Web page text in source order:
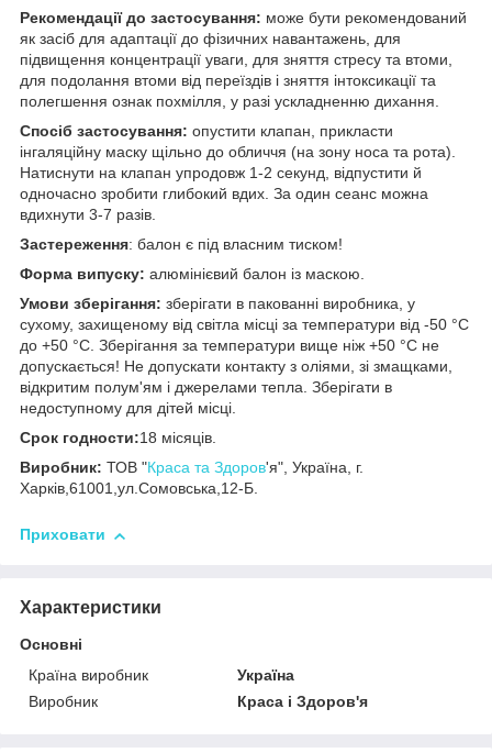
Рекомендації до застосування: може бути рекомендований
як засіб для адаптації до фізичних навантажень, для
підвищення концентрації уваги, для зняття стресу та втоми,
для подолання втоми від переїздів і зняття інтоксикації та
полегшення ознак похмілля, у разі ускладненню дихання.
Спосіб застосування: опустити клапан, прикласти
інгаляційну маску щільно до обличчя (на зону носа та рота).
Натиснути на клапан упродовж 1-2 секунд, відпустити й
одночасно зробити глибокий вдих. За один сеанс можна
вдихнути 3-7 разів.
Застереження: балон є під власним тиском!
Форма випуску: алюмінієвий балон із маскою.
Умови зберігання: зберігати в пакованні виробника, у
сухому, захищеному від світла місці за температури від -50 °C
до +50 °C. Зберігання за температури вище ніж +50 °C не
допускається! Не допускати контакту з оліями, зі змащками,
відкритим полум'ям і джерелами тепла. Зберігати в
недоступному для дітей місці.
Срок годности:18 місяців.
Виробник: ТОВ "Краса та Здоров'я", Україна, г.
Харків,61001,ул.Сомовська,12-Б.
Приховати
Характеристики
Основні
Країна виробник
Україна
Виробник
Краса і Здоров'я